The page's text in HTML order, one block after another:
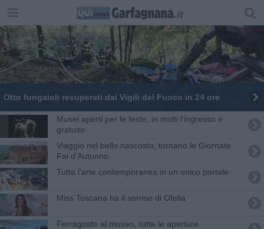
Otto fungaioli recuperati dai Vigili del Fuoco in 24 ore
Musei aperti per le feste, in molti l'ingresso è
gratuito
Viaggio nel bello nascosto, tornano le Giornate
Fai d'Autunno
Tutta l'arte contemporanea in un unico portale
Miss Toscana ha il sorriso di Ofelia
Ferragosto al museo, tutte le aperture